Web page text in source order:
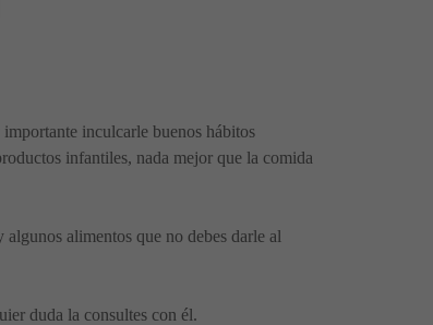
inculcarle buenos hábitos
infantiles, nada mejor que la comida
alimentos que no debes darle al
duda la consultes con él.